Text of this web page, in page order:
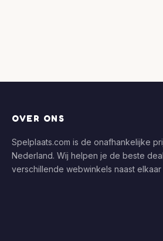
OVER ONS
Spelplaats.com is de onafhankelijke
Nederland. Wij helpen je de beste
verschillende webwinkels naast